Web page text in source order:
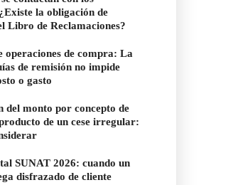
la obligación de
Libro de Reclamaciones?
operaciones de compra: La
de remisión no impide
o gasto
del monto por concepto de
de un cese irregular:
SUNAT 2026: cuando un
disfrazado de cliente